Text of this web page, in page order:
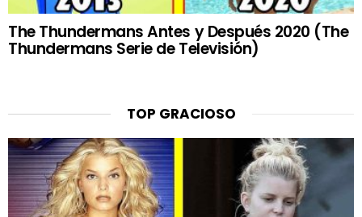
The Thundermans Antes y Después 2020 (The
Thundermans Serie de Televisión)
TOP GRACIOSO